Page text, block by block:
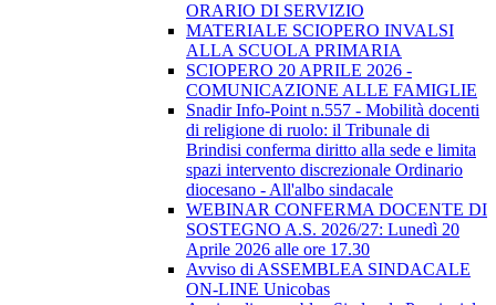
ORARIO DI SERVIZIO
MATERIALE SCIOPERO INVALSI
ALLA SCUOLA PRIMARIA
SCIOPERO 20 APRILE 2026 -
COMUNICAZIONE ALLE FAMIGLIE
Snadir Info-Point n.557 - Mobilità docenti
di religione di ruolo: il Tribunale di
Brindisi conferma diritto alla sede e limita
spazi intervento discrezionale Ordinario
diocesano - All'albo sindacale
WEBINAR CONFERMA DOCENTE DI
SOSTEGNO A.S. 2026/27: Lunedì 20
Aprile 2026 alle ore 17.30
Avviso di ASSEMBLEA SINDACALE
ON-LINE Unicobas